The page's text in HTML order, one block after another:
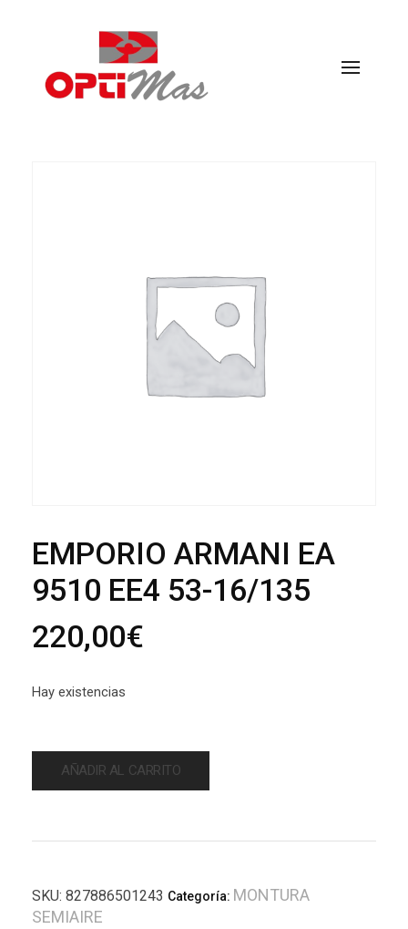
EMPORIO ARMANI EA
9510 EE4 53-16/135
220,00€
Hay existencias
AÑADIR AL CARRITO
SKU: 827886501243 Categoría: MONTURA
SEMIAIRE